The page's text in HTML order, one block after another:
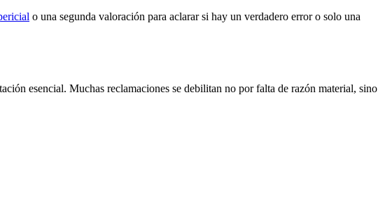
o una segunda valoración para aclarar si hay un verdadero error o solo una
esencial. Muchas reclamaciones se debilitan no por falta de razón material, sino